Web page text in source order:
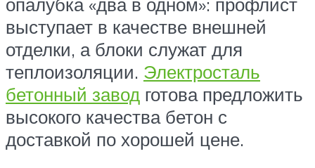
опалубка «два в одном»: профлист
выступает в качестве внешней
отделки, а блоки служат для
теплоизоляции. Электросталь
бетонный завод готова предложить
высокого качества бетон с
доставкой по хорошей цене.